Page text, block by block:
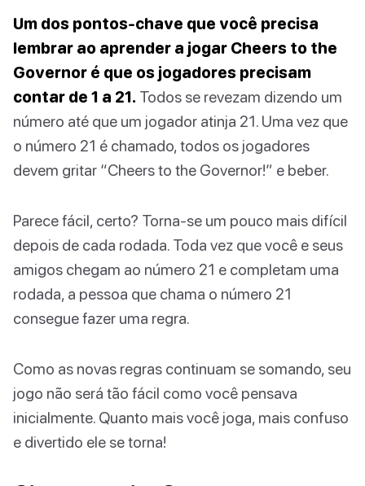
Um dos pontos-chave que você precisa
lembrar ao aprender a jogar Cheers to the
Governor é que os jogadores precisam
contar de 1 a 21. Todos se revezam dizendo um
número até que um jogador atinja 21. Uma vez que
o número 21 é chamado, todos os jogadores
devem gritar “Cheers to the Governor!” e beber.
Parece fácil, certo? Torna-se um pouco mais difícil
depois de cada rodada. Toda vez que você e seus
amigos chegam ao número 21 e completam uma
rodada, a pessoa que chama o número 21
consegue fazer uma regra.
Como as novas regras continuam se somando, seu
jogo não será tão fácil como você pensava
inicialmente. Quanto mais você joga, mais confuso
e divertido ele se torna!